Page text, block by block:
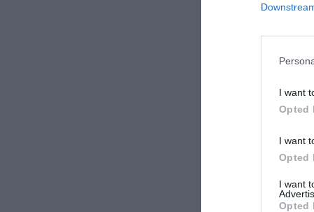
I want
Opted
I want
Opted
I want
Opted
Décembre 2016
Juillet 2016
Séjour d'affaires